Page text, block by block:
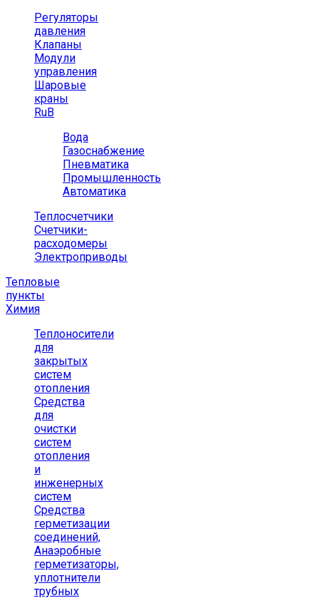
Регуляторы
давления
Клапаны
Модули
управления
Шаровые
краны
RuB
Вода
Газоснабжение
Пневматика
Промышленность
Автоматика
Теплосчетчики
Счетчики-
расходомеры
Электроприводы
Тепловые
пункты
Химия
Теплоносители
для
закрытых
систем
отопления
Средства
для
очистки
систем
отопления
и
инженерных
систем
Средства
герметизации
соединений,
Анаэробные
герметизаторы,
уплотнители
трубных